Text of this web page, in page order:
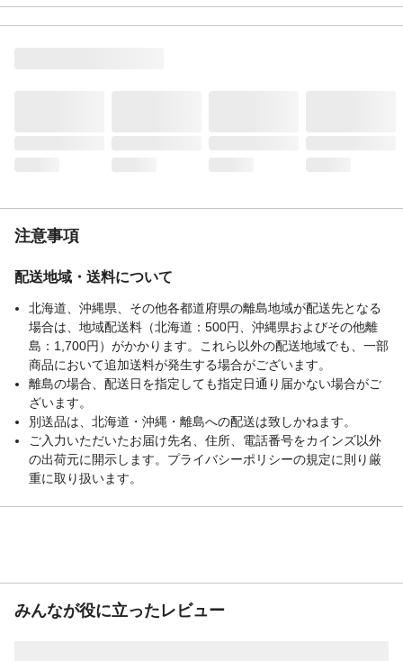
注意事項
配送地域・送料について
北海道、沖縄県、その他各都道府県の離島地域が配送先となる
場合は、地域配送料（北海道：500円、沖縄県およびその他離
島：1,700円）がかかります。これら以外の配送地域でも、一部
商品において追加送料が発生する場合がございます。
離島の場合、配送日を指定しても指定日通り届かない場合がご
ざいます。
別送品は、北海道・沖縄・離島への配送は致しかねます。
ご入力いただいたお届け先名、住所、電話番号をカインズ以外
の出荷元に開示します。プライバシーポリシーの規定に則り厳
重に取り扱います。
みんなが役に立ったレビュー